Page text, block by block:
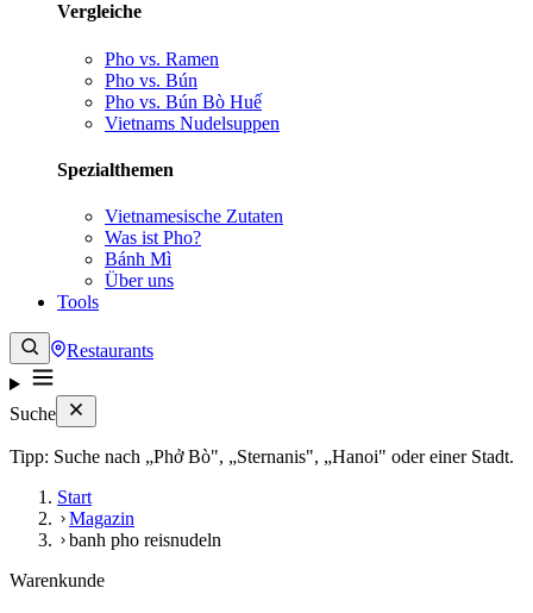
Vergleiche
Pho vs. Ramen
Pho vs. Bún
Pho vs. Bún Bò Huế
Vietnams Nudelsuppen
Spezialthemen
Vietnamesische Zutaten
Was ist Pho?
Bánh Mì
Über uns
Tools
Restaurants
Suche
Tipp: Suche nach „Phở Bò", „Sternanis", „Hanoi" oder einer Stadt.
Start
Magazin
banh pho reisnudeln
Warenkunde